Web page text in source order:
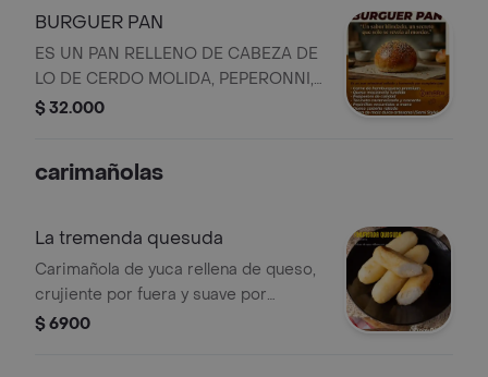
BURGUER PAN
ES UN PAN RELLENO DE CABEZA DE
LO DE CERDO MOLIDA, PEPERONNI,
CEBOLLA Y TOCINETA
$ 32.000
carimañolas
La tremenda quesuda
Carimañola de yuca rellena de queso,
crujiente por fuera y suave por
dentro.
$ 6900